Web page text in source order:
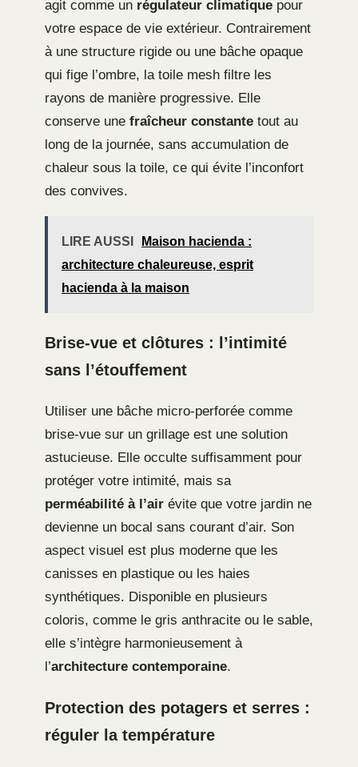
agit comme un régulateur climatique pour
votre espace de vie extérieur. Contrairement
à une structure rigide ou une bâche opaque
qui fige l’ombre, la toile mesh filtre les
rayons de manière progressive. Elle
conserve une fraîcheur constante tout au
long de la journée, sans accumulation de
chaleur sous la toile, ce qui évite l’inconfort
des convives.
LIRE AUSSI
Maison hacienda :
architecture chaleureuse, esprit
hacienda à la maison
Brise-vue et clôtures : l’intimité
sans l’étouffement
Utiliser une bâche micro-perforée comme
brise-vue sur un grillage est une solution
astucieuse. Elle occulte suffisamment pour
protéger votre intimité, mais sa
perméabilité à l’air évite que votre jardin ne
devienne un bocal sans courant d’air. Son
aspect visuel est plus moderne que les
canisses en plastique ou les haies
synthétiques. Disponible en plusieurs
coloris, comme le gris anthracite ou le sable,
elle s’intègre harmonieusement à
l’architecture contemporaine.
Protection des potagers et serres :
réguler la température